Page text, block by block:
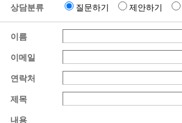
상담분류 질문하기 제안하기
이름
이메일
연락처
제목
내용